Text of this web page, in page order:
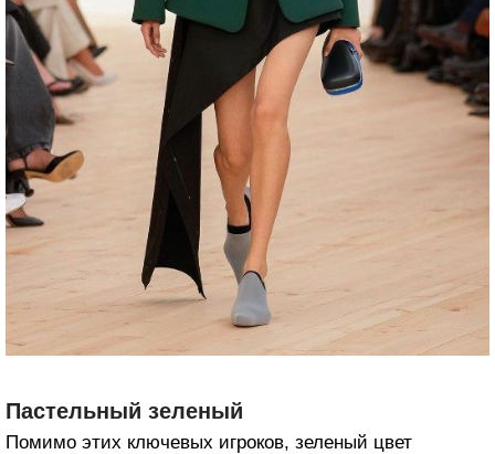
Пастельный зеленый
Помимо этих ключевых игроков, зеленый цвет